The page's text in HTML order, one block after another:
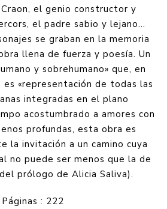
el genio constructor y
el padre sabio y lejano...
se graban en la memoria
llena de fuerza y poesía. Un
y sobrehumano» que, en
«representación de todas las
integradas en el plano
acostumbrado a amores con
profundas, esta obra es
la invitación a un camino cuya
no puede ser menos que la de
prólogo de Alicia Saliva).
Páginas : 222